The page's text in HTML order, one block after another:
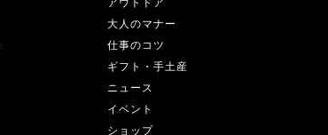
アウトドア
大人のマナー
仕事のコツ
ギフト・手土産
ニュース
イベント
ショップ